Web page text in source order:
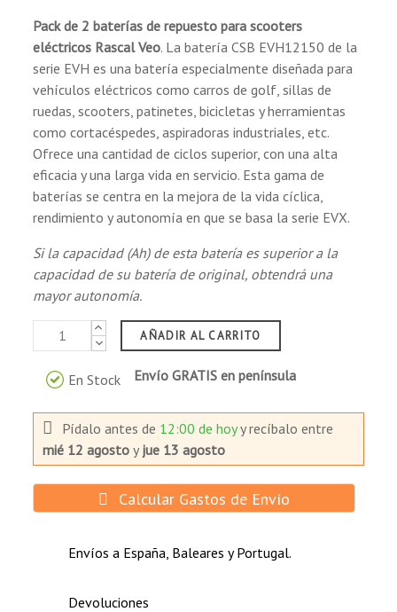
Pack de 2 baterías de repuesto para scooters
eléctricos Rascal Veo. La batería CSB EVH12150 de la
serie EVH es una batería especialmente diseñada para
vehículos eléctricos como carros de golf, sillas de
ruedas, scooters, patinetes, bicicletas y herramientas
como cortacéspedes, aspiradoras industriales, etc.
Ofrece una cantidad de ciclos superior, con una alta
eficacia y una larga vida en servicio. Esta gama de
baterías se centra en la mejora de la vida cíclica,
rendimiento y autonomía en que se basa la serie EVX.
Si la capacidad (Ah) de esta batería es superior a la
capacidad de su batería de original, obtendrá una
mayor autonomía.
AÑADIR AL CARRITO
En Stock Envío GRATIS en península
Pídalo antes de 12:00 de hoyy recíbaloentre
mié 12 agosto y jue 13 agosto
Calcular Gastos de Envío
Envíos a España, Baleares y Portugal.
Devoluciones
Clasificado por la enmienda 27 como material
no peligroso para el transporte marítimo.
Reconocido por el DOT como "carga seca" 49
CFR 171-189 para el transporte terrestre.
Aplicaciones
Uso cíclico:
Vehículos eléctricos.
Carritos de golf.
Equipos de iluminación portátil.
Herramientas eléctricas, cortacéspedes,
aspiradoras.
VTR/TV portátil, grabadoras y radios.
Equipos informáticos portátiles y
procesadores.
Generación de energía solar:
Fuente de alimentación portátil.